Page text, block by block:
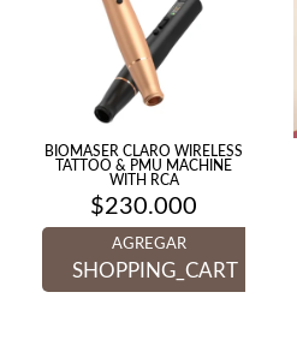
BIOMASER CLARO WIRELESS
TATTOO & PMU MACHINE
WITH RCA
$230.000
AGREGAR
SHOPPING_CART